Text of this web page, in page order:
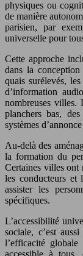
physiques ou
de manière
parisien, par
universelle pour
Cette approche
dans la
quais surélevés, les
d’information
nombreuses villes.
planchers bas,
systèmes
Au-delà des
la formation du
Certaines villes ont
les conducteurs et
assister les
spécifiques.
L’accessibilité
sociale, c’est
l’efficacité
accessible à